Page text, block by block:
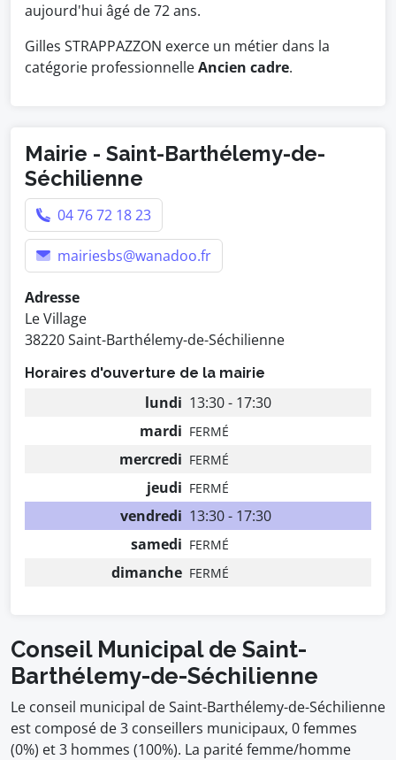
aujourd'hui âgé de 72 ans.
Gilles STRAPPAZZON exerce un métier dans la
catégorie professionnelleAncien cadre.
Mairie - Saint-Barthélemy-de-
Séchilienne
04 76 72 18 23
mairiesbs@wanadoo.fr
Adresse
Le Village
38220 Saint-Barthélemy-de-Séchilienne
Horaires d'ouverture de la mairie
lundi 13:30 - 17:30
mardi FERMÉ
mercredi FERMÉ
jeudi FERMÉ
vendredi 13:30 - 17:30
samedi FERMÉ
dimanche FERMÉ
Conseil Municipal de Saint-
Barthélemy-de-Séchilienne
Le conseil municipal de Saint-Barthélemy-de-Séchilienne
est composé de 3 conseillers municipaux, 0 femmes
(0%) et 3 hommes (100%). La parité femme/homme